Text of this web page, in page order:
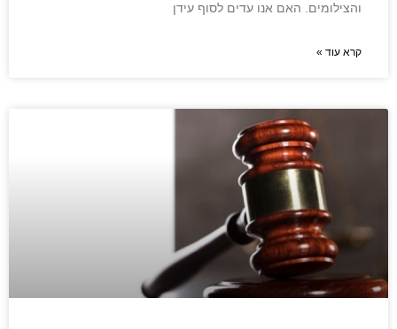
והצילומים. האם אנו עדים לסוף עידן
קרא עוד »